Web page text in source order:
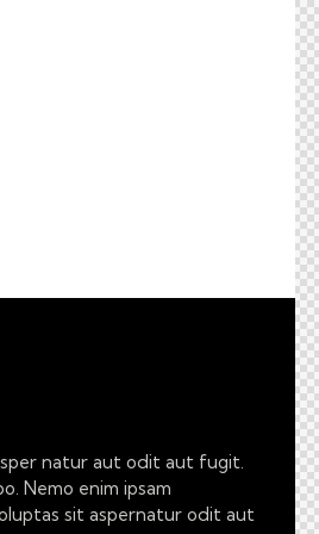
natur aut odit aut fugit.
Nemo enim ipsam
sit aspernatur odit aut